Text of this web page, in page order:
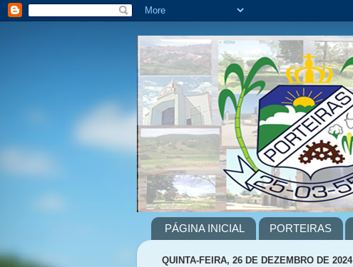
PÁGINA INICIAL PORTEIRAS
QUINTA-FEIRA, 26 DE DEZEMBRO DE 2024